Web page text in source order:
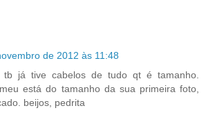
de 2012 às 11:48
tb já tive cabelos de tudo qt é tamanho.
está do tamanho da sua primeira foto,
beijos, pedrita